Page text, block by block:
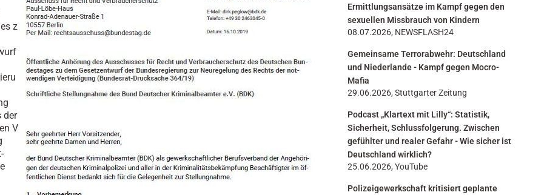
z
der
V
Ermittlungsansätze im Kampf gegen den
sexuellen Missbrauch von Kindern
08.07.2026, NEWSFLASH24
Gemeinsame Terrorabwehr: Deutschland
und Niederlande - Kampf gegen Mocro-
Mafia
29.06.2026, Stuttgarter Zeitung
Podcast „Klartext mit Lilly“: Statistik,
Sicherheit, Schlussfolgerung. Zwischen
gefühlter und realer Gefahr - Wie sicher ist
Deutschland wirklich?
25.06.2026, YouTube
Polizeigewerkschaft kritisiert geplante